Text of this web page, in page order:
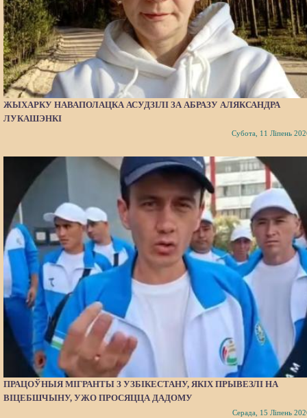
ЖЫХАРКУ НАВАПОЛАЦКА АСУДЗІЛІ ЗА АБРАЗУ АЛЯКСАНДРА
ЛУКАШЭНКІ
Субота, 11 Ліпень
ПРАЦОЎНЫЯ МІГРАНТЫ З УЗБІКЕСТАНУ, ЯКІХ ПРЫВЕЗЛІ НА
ВІЦЕБШЧЫНУ, УЖО ПРОСЯЦЦА ДАДОМУ
Серада, 15 Ліпень